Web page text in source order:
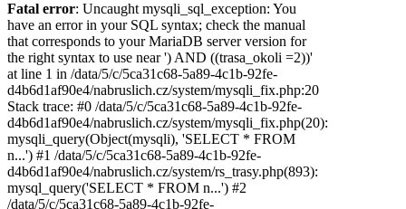
Fatal error: Uncaught mysqli_sql_exception: You
have an error in your SQL syntax; check the manual
that corresponds to your MariaDB server version for
the right syntax to use near ') AND ((trasa_okoli =2))'
at line 1 in /data/5/c/5ca31c68-5a89-4c1b-92fe-
d4b6d1af90e4/nabruslich.cz/system/mysqli_fix.php:20
Stack trace: #0 /data/5/c/5ca31c68-5a89-4c1b-92fe-
d4b6d1af90e4/nabruslich.cz/system/mysqli_fix.php(20):
mysqli_query(Object(mysqli), 'SELECT * FROM
n...') #1 /data/5/c/5ca31c68-5a89-4c1b-92fe-
d4b6d1af90e4/nabruslich.cz/system/rs_trasy.php(893):
mysql_query('SELECT * FROM n...') #2
/data/5/c/5ca31c68-5a89-4c1b-92fe-